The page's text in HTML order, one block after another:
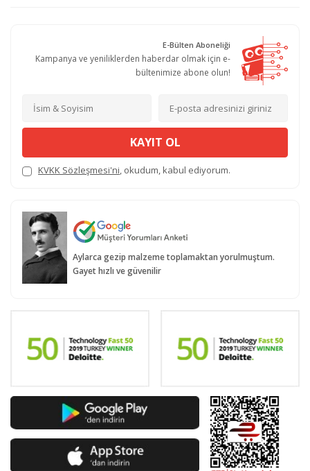
E-Bülten Aboneliği
Kampanya ve yeniliklerden haberdar olmak için e-
bültenimize abone olun!
KAYIT OL
KVKK Sözleşmesi'ni, okudum, kabul ediyorum.
Aylarca gezip malzeme toplamaktan yorulmuştum.
Gayet hızlı ve güvenilir